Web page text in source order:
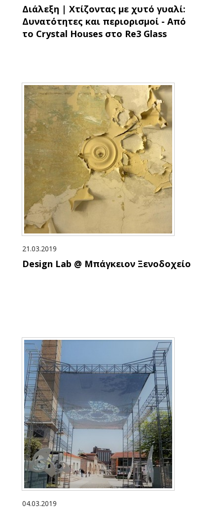
Διάλεξη | Χτίζοντας με χυτό γυαλί:
Δυνατότητες και περιορισμοί - Από
το Crystal Houses στο Re3 Glass
21.03.2019
Design Lab @ Μπάγκειον Ξενοδοχείο
04.03.2019